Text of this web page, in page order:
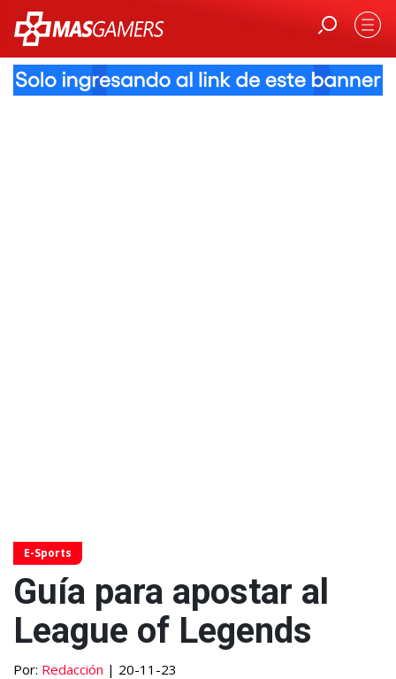
E-Sports
Guía para apostar al
League of Legends
Por: Redacción | 20-11-23